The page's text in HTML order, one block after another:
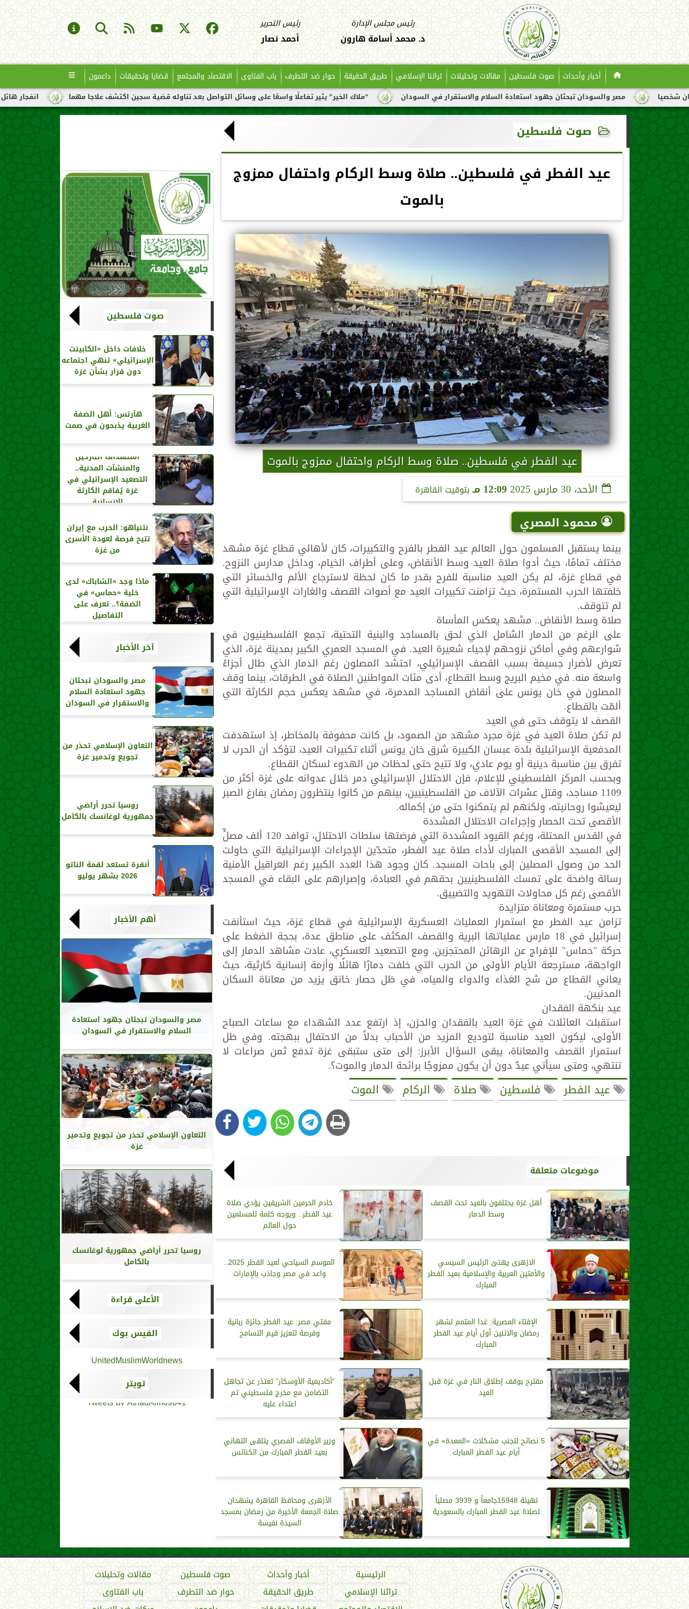
رئيس مجلس الإدارة
د. محمد أسامة هارون
رئيس التحرير
أحمد نصار
أخبار وأحداث صوت فلسطين مقالات وتحليلات تراثنا الإسلامي طريق الحقيقة حوار ضد التطرف باب الفتاوى الاقتصاد والمجتمع قضايا وتحقيقات داعمون
انفجار هائل لناقلة نفط ”ملاك الخير” يثير تفاعلًا واسعًا على وسائل التواصل بعد تناوله قضية سجين اكتشف علاجا مهما مصر والسودان تبحثان جهود استعادة السلام والاستقرار في السودان
صوت فلسطين
عيد الفطر في فلسطين.. صلاة وسط الركام واحتفال ممزوج
بالموت
عيد الفطر في فلسطين.. صلاة وسط الركام واحتفال ممزوج بالموت
الأحد، 30 مارس 2025 12:09 مـ بتوقيت القاهرة
محمود المصري
بينما يستقبل المسلمون حول العالم عيد الفطر بالفرح والتكبيرات، كان لأهالي قطاع غزة مشهد
مختلف تمامًا، حيث أدوا صلاة العيد وسط الأنقاض، وعلى أطراف الخيام، وداخل مدارس النزوح.
في قطاع غزة، لم يكن العيد مناسبة للفرح بقدر ما كان لحظة لاسترجاع الألم والخسائر التي
خلفتها الحرب المستمرة، حيث تزامنت تكبيرات العيد مع أصوات القصف والغارات الإسرائيلية التي
لم تتوقف.
صلاة وسط الأنقاض.. مشهد يعكس المأساة
على الرغم من الدمار الشامل الذي لحق بالمساجد والبنية التحتية، تجمع الفلسطينيون في
شوارعهم وفي أماكن نزوحهم لإحياء شعيرة العيد. في المسجد العمري الكبير بمدينة غزة، الذي
تعرض لأضرار جسيمة بسبب القصف الإسرائيلي، احتشد المصلون رغم الدمار الذي طال أجزاءً
واسعة منه. في مخيم البريج وسط القطاع، أدى مئات المواطنين الصلاة في الطرقات، بينما وقف
المصلون في خان يونس على أنقاض المساجد المدمرة، في مشهد يعكس حجم الكارثة التي
ألمّت بالقطاع.
القصف لا يتوقف حتى في العيد
لم تكن صلاة العيد في غزة مجرد مشهد من الصمود، بل كانت محفوفة بالمخاطر، إذ استهدفت
المدفعية الإسرائيلية بلدة عبسان الكبيرة شرق خان يونس أثناء تكبيرات العيد، لتؤكد أن الحرب لا
تفرق بين مناسبة دينية أو يوم عادي، ولا تتيح حتى لحظات من الهدوء لسكان القطاع.
وبحسب المركز الفلسطيني للإعلام، فإن الاحتلال الإسرائيلي دمر خلال عدوانه على غزة أكثر من
1109 مساجد، وقتل عشرات الآلاف من الفلسطينيين، بينهم من كانوا ينتظرون رمضان بفارغ الصبر
ليعيشوا روحانيته، ولكنهم لم يتمكنوا حتى من إكماله.
الأقصى تحت الحصار وإجراءات الاحتلال المشددة
في القدس المحتلة، ورغم القيود المشددة التي فرضتها سلطات الاحتلال، توافد 120 ألف مصلٍّ
إلى المسجد الأقصى المبارك لأداء صلاة عيد الفطر، متحدّين الإجراءات الإسرائيلية التي حاولت
الحد من وصول المصلين إلى باحات المسجد. كان وجود هذا العدد الكبير رغم العراقيل الأمنية
رسالة واضحة على تمسك الفلسطينيين بحقهم في العبادة، وإصرارهم على البقاء في المسجد
الأقصى رغم كل محاولات التهويد والتضييق.
حرب مستمرة ومعاناة متزايدة
تزامن عيد الفطر مع استمرار العمليات العسكرية الإسرائيلية في قطاع غزة، حيث استأنفت
إسرائيل في 18 مارس عملياتها البرية والقصف المكثف على مناطق عدة، بحجة الضغط على
حركة "حماس" للإفراج عن الرهائن المحتجزين. ومع التصعيد العسكري، عادت مشاهد الدمار إلى
الواجهة، مسترجعة الأيام الأولى من الحرب التي خلفت دمارًا هائلًا وأزمة إنسانية كارثية، حيث
يعاني القطاع من شح الغذاء والدواء والمياه، في ظل حصار خانق يزيد من معاناة السكان
المدنيين.
عيد بنكهة الفقدان
استقبلت العائلات في غزة العيد بالفقدان والحزن، إذ ارتفع عدد الشهداء مع ساعات الصباح
الأولى، ليكون العيد مناسبة لتوديع المزيد من الأحباب بدلاً من الاحتفال ببهجته. وفي ظل
استمرار القصف والمعاناة، يبقى السؤال الأبرز: إلى متى ستبقى غزة تدفع ثمن صراعات لا
تنتهي، ومتى سيأتي عيدٌ دون أن يكون ممزوجًا برائحة الدمار والموت؟.
عيد الفطر فلسطين صلاة الركام الموت
موضوعات متعلقة
أهل غزة يحتلفون بالعيد تحت القصف
وسط الدمار
خادم الحرمين الشريفين يؤدي صلاة
عيد الفطر.. ويوجه كلمة للمسلمين
حول العالم
الازهرى يهنئ الرئيس السيسي
والأمتين العربية والإسلامية بعيد الفطر
المبارك
الموسم السياحي لعيد الفطر 2025..
واعد في مصر وجاذب بالإمارات
الإفتاء المصرية: غدا المتمم لشهر
رمضان والاثنين أول أيام عيد الفطر
المبارك
مفتي مصر: عيد الفطر جائزة ربانية
وفرصة لتعزيز قيم التسامح
مقترح بوقف إطلاق النار في غزة قبل
العيد
”أكاديمية الأوسكار” تعتذر عن تجاهل
التضامن مع مخرج فلسطيني تم
اعتداء عليه
5 نصائح لتجنب مشكلات «المعدة» في
أيام عيد الفطر المبارك
وزير الأوقاف المصري يتلقى التهاني
بعيد الفطر المبارك من الكنائس
تهيئة 15948جامعاً و 3939 مصلياً
لصلاة عيد الفطر المبارك بالسعودية
الأزهرى ومحافظ القاهرة يشهدان
صلاة الجمعة الأخيرة من رمضان بمسجد
السيدة نفيسة
صوت فلسطين
خلافات داخل «الكابينت
الإسرائيلي» تنهي اجتماعه
دون قرار بشأن غزة
هآرتس: أهل الضفة
الغربية يذبحون في صمت
استهداف النازحين
والمنشآت المدنية..
التصعيد الإسرائيلي في
غزة يُفاقم الكارثة
الإنسانية
نتنياهو: الحرب مع إيران
تتيح فرصة لعودة الأسرى
من غزة
ماذا وجد «الشاباك» لدى
خلية «حماس» في
الضفة؟.. تعرف على
التفاصيل
آخر الأخبار
مصر والسودان تبحثان
جهود استعادة السلام
والاستقرار في السودان
التعاون الإسلامي تحذر من
تجويع وتدمير غزة
روسيا تحرر أراضي
جمهورية لوغانسك بالكامل
أنقرة تستعد لقمة الناتو
2026 بشهر يوليو
أهم الأخبار
مصر والسودان تبحثان جهود استعادة
السلام والاستقرار في السودان
التعاون الإسلامي تحذر من تجويع وتدمير
غزة
روسيا تحرر أراضي جمهورية لوغانسك
بالكامل
الأعلى قراءة
الفيس بوك
UnitedMuslimWorldnews
تويتر
Tweets by AthadAlm69641
الرئيسية أخبار وأحداث صوت فلسطين
مقالات وتحليلات
تراثنا الإسلامي
طريق الحقيقة حوار ضد التطرف
باب الفتاوى